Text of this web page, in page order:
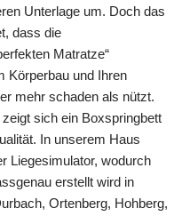
Unterlage um. Doch das
dass die
Matratze“
Körperbau und Ihren
mehr schaden als nützt.
sich ein Boxspringbett
In unserem Haus
Liegesimulator, wodurch
erstellt wird in
Ortenberg, Hohberg,